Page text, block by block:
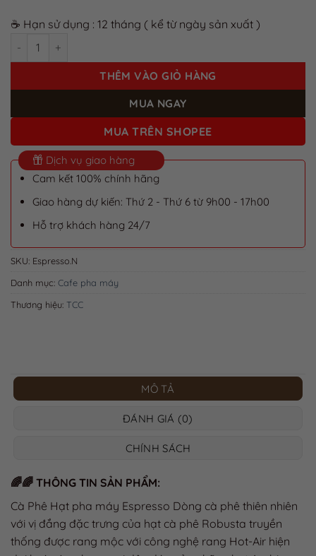
☕ Hạn sử dụng : 12 tháng ( kể từ ngày sản xuất )
THÊM VÀO GIỎ HÀNG
MUA NGAY
MUA TRÊN SHOPEE
Dịch vụ giao hàng
Cam kết 100% chính hãng
Giao hàng dự kiến: Thứ 2 - Thứ 6 từ 9h00 - 17h00
Hỗ trợ khách hàng 24/7
SKU: Espresso.N
Danh mục: Cafe pha máy
Thương hiệu: TCC
MÔ TẢ
ĐÁNH GIÁ (0)
CHÍNH SÁCH
🌈🌈 THÔNG TIN SẢN PHẨM:
Cà Phê Hạt pha máy Espresso Dòng cà phê thiên nhiên
với vị đắng đặc trưng của hạt cà phê Robusta truyền
thống được rang mộc với công nghệ rang Hot-Air hiện